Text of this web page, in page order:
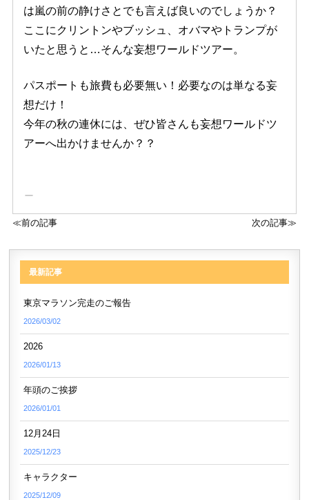
は嵐の前の静けさとでも言えば良いのでしょうか？
ここにクリントンやブッシュ、オバマやトランプが
いたと思うと…そんな妄想ワールドツアー。
パスポートも旅費も必要無い！必要なのは単なる妄
想だけ！
今年の秋の連休には、ぜひ皆さんも妄想ワールドツ
アーへ出かけませんか？？
≪前の記事 次の記事≫
最新記事
東京マラソン完走のご報告
2026/03/02
2026
2026/01/13
年頭のご挨拶
2026/01/01
12月24日
2025/12/23
キャラクター
2025/12/09